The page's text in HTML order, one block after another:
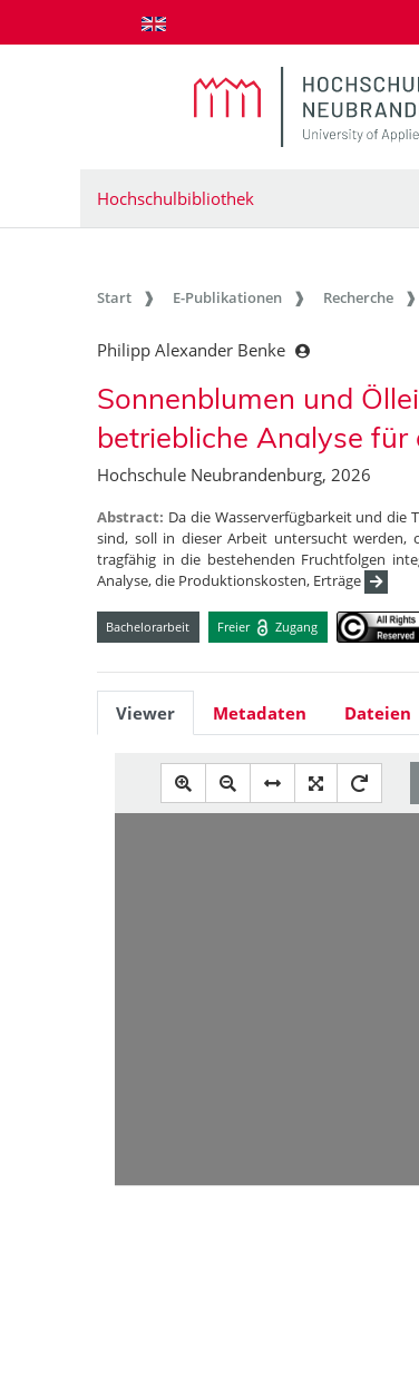
zum Inhalt springen
Hochschulbibliothek
Start E-Publikationen Recherche
Philipp Alexander Benke
Sonnenblumen und
betriebliche Analyse
Hochschule Neubrandenburg, 2026
Abstract: Da die Wasserverfügbarkeit und die
sind, soll in dieser Arbeit untersucht werden,
tragfähig in die bestehenden Fruchtfolgen
Analyse, die Produktionskosten, Erträge
Bachelorarbeit Freier Zugang
Viewer Metadaten Dateien